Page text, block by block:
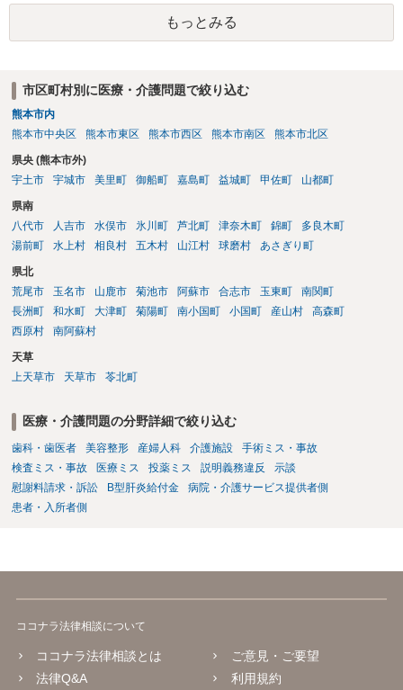
なることを裁判所は忌避しますので、具体的な期間等を特定して行う
必要があります。 不正引き出しと入金の金額と日付がすべて一致して
いた場合勝訴の確率はどのくらいでしょうか。 ⇒誠に恐縮ですが、勝
た弁護士にご相談いただき、ご質問ください。 一般的な回答となり恐
縮ですが、使途不明金訴訟の場合には、よくて５分５分というところ
です。 なお、仮に裁判で勝ったとしても弟さんに資力がないと具体的
な回収をすることはできませんので、弟さんの財産への事前の仮差押
え等もきちんと検討してくれる弁護士の方にご相談いただくことをお
勧めいたします。
もっとみる
市区町村別に医療・介護問題で絞り込む
熊本市内
熊本市中央区
熊本市東区 熊本市西区 熊本市南区 熊本市北区
県央 (熊本市外)
宇土市
宇城市 美里町 御船町 嘉島町 益城町 甲佐町 山都町
県南
八代市
人吉市 水俣市 氷川町 芦北町 津奈木町 錦町
多良木町
湯前町
水上村 相良村 五木村 山江村 球磨村 あさぎり町
県北
荒尾市
玉名市 山鹿市 菊池市 阿蘇市 合志市 玉東町
南関町
長洲町
和水町 大津町 菊陽町 南小国町 小国町 産山村
高森町
西原村
南阿蘇村
天草
上天草市
天草市 苓北町
医療・介護問題の分野詳細で絞り込む
歯科・歯医者 美容整形 産婦人科 介護施設
手術ミス・事故
検査ミス・事故
医療ミス 投薬ミス 説明義務違反
示談
慰謝料請求・訴訟
B型肝炎給付金
病院・介護サービス提供者側
患者・入所者側
ココナラ法律相談について
ココナラ法律相談とは
法律Q&A
ご意見・ご要望
利用規約